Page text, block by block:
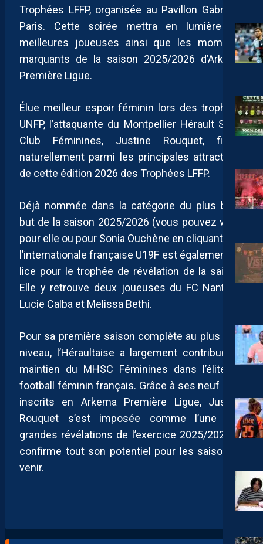
Trophées LFFP, organisée au Pavillon Gabriel à
Paris. Cette soirée mettra en lumière les
meilleures joueuses ainsi que les moments
marquants de la saison 2025/2026 d’Arkema
Première Ligue.
Élue meilleur espoir féminin lors des trophées
UNFP, l’attaquante du Montpellier Hérault Sport
Club Féminines, Justine Rouquet, figure
naturellement parmi les principales attractions
de cette édition 2026 des Trophées LFFP.
Déjà nommée dans la catégorie du plus beau
but de la saison 2025/2026 (vous pouvez voter
pour elle ou pour Sonia Ouchène en cliquant
l’internationale française U19F est également en
lice pour le trophée de révélation de la saison.
Elle y retrouve deux joueuses du FC Nantes :
Lucie Calba et Melissa Bethi.
Pour sa première saison complète au plus haut
niveau, l’Héraultaise a largement contribué au
maintien du MHSC Féminines dans l’élite du
football féminin français. Grâce à ses neuf buts
inscrits en Arkema Première Ligue, Justine
Rouquet s’est imposée comme l’une des
grandes révélations de l’exercice 2025/2026 et
confirme tout son potentiel pour les saisons à
venir.